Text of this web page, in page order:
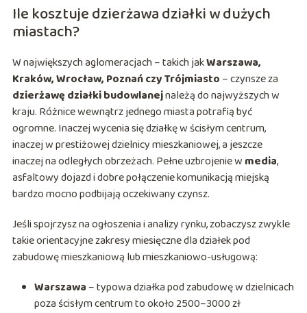
Ile kosztuje dzierżawa działki w dużych
miastach?
W największych aglomeracjach – takich jakWarszawa,
Kraków, Wrocław, Poznań czy Trójmiasto – czynsze za
dzierżawę działki budowlanejnależą do najwyższych w
kraju. Różnice wewnątrz jednego miasta potrafią być
ogromne. Inaczej wycenia się działkę w ścisłym centrum,
inaczej w prestiżowej dzielnicy mieszkaniowej, a jeszcze
inaczej na odległych obrzeżach. Pełne uzbrojenie w media,
asfaltowy dojazd i dobre połączenie komunikacją miejską
bardzo mocno podbijają oczekiwany czynsz.
Jeśli spojrzysz na ogłoszenia i analizy rynku, zobaczysz zwykle
takie orientacyjne zakresy miesięczne dla działek pod
zabudowę mieszkaniową lub mieszkaniowo-usługową:
Warszawa – typowa działka pod zabudowę w dzielnicach
poza ścisłym centrum to około 2500–3000 zł